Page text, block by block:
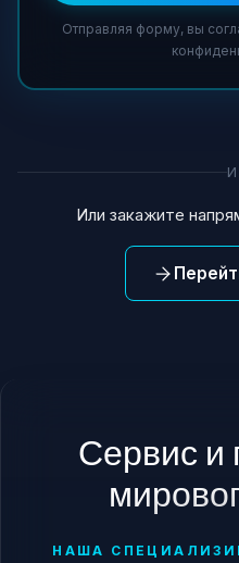
Отправляя форму, вы
Или закажите
Сервис и
НАША